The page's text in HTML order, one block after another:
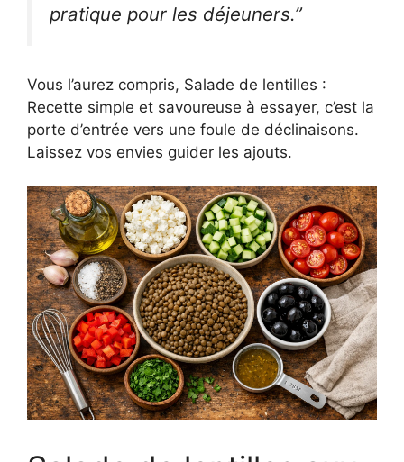
pratique pour les déjeuners.”
Vous l’aurez compris, Salade de lentilles :
Recette simple et savoureuse à essayer, c’est la
porte d’entrée vers une foule de déclinaisons.
Laissez vos envies guider les ajouts.